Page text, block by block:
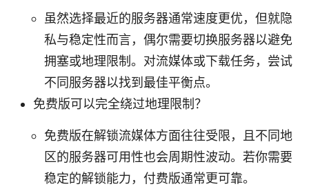
虽然选择最近的服务器通常速度更优，但就隐
私与稳定性而言，偶尔需要切换服务器以避免
拥塞或地理限制。对流媒体或下载任务，尝试
不同服务器以找到最佳平衡点。
免费版可以完全绕过地理限制？
免费版在解锁流媒体方面往往受限，且不同地
区的服务器可用性也会周期性波动。若你需要
稳定的解锁能力，付费版通常更可靠。